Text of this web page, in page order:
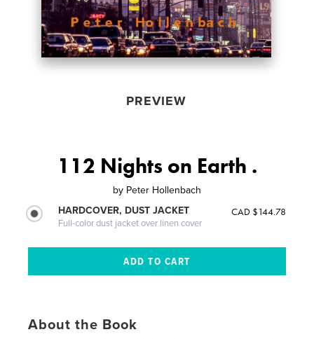
PREVIEW
112 Nights on Earth .
by Peter Hollenbach
HARDCOVER, DUST JACKET
Full-color dust jacket over linen cover
CAD $144.78
About the Book